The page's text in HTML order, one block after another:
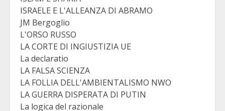
ISRAELE E L'ALLEANZA DI ABRAMO
JM Bergoglio
L'ORSO RUSSO
LA CORTE DI INGIUSTIZIA UE
La declaratio
LA FALSA SCIENZA
LA FOLLIA DELL'AMBIENTALISMO NWO
LA GUERRA DISPERATA DI PUTIN
La logica del razionale